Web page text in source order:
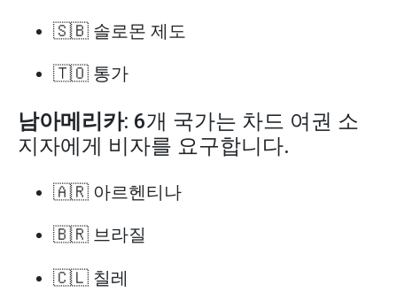
🇸🇧 솔로몬 제도
🇹🇴 통가
남아메리카: 6개 국가는 차드 여권 소
지자에게 비자를 요구합니다.
🇦🇷 아르헨티나
🇧🇷 브라질
🇨🇱 칠레